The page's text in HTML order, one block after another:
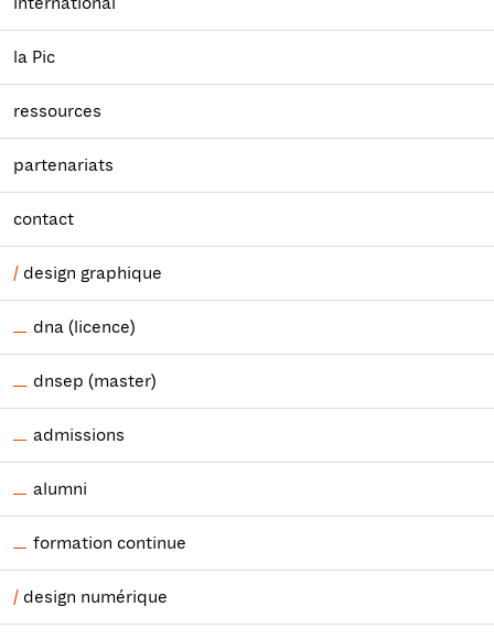
la Pic
ressources
partenariats
contact
design graphique
dna (licence)
dnsep (master)
admissions
alumni
formation continue
design numérique